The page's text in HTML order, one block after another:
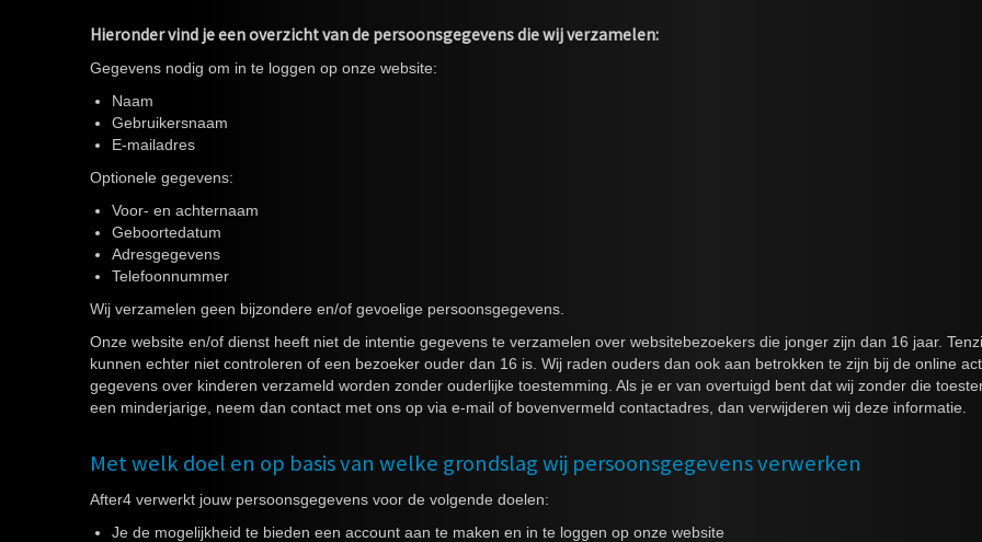
Hieronder vind je een overzicht van de persoonsgegevens die wij verzamelen:
Gegevens nodig om in te loggen op onze website:
Naam
Gebruikersnaam
E-mailadres
Optionele gegevens:
Voor- en achternaam
Geboortedatum
Adresgegevens
Telefoonnummer
Wij verzamelen geen bijzondere en/of gevoelige persoonsgegevens.
Onze website en/of dienst heeft niet de intentie gegevens te verzamelen over websitebezoekers die jonger zijn dan 16 jaar.
kunnen echter niet controleren of een bezoeker ouder dan 16 is. Wij raden ouders dan ook aan betrokken te zijn bij de online
gegevens over kinderen verzameld worden zonder ouderlijke toestemming. Als je er van overtuigd bent dat wij zonder die
een minderjarige, neem dan contact met ons op via e-mail of bovenvermeld contactadres, dan verwijderen wij deze informatie.
Met welk doel en op basis van welke grondslag wij persoonsgegevens verwerken
After4 verwerkt jouw persoonsgegevens voor de volgende doelen:
Je de mogelijkheid te bieden een account aan te maken en in te loggen op onze website